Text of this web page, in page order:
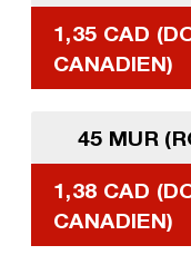
1,35 CAD
CANADIEN)
45 MUR
1,38 CAD
CANADIEN)